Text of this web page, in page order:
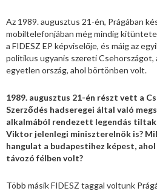
Az 1989. augusztus 21-én, Prágában
mobiltelefonjában még mindig
a FIDESZ EP képviselője, és máig az
politikus ugyanis szereti Csehországot,
egyetlen ország, ahol börtönben volt.
1989. augusztus 21-én részt vett a
Szerződés hadseregei által való
alkalmából rendezett legendás
Viktor jelenlegi miniszterelnök is?
hangulat a budapestihez képest,
távozó félben volt?
Több másik FIDESZ taggal voltunk